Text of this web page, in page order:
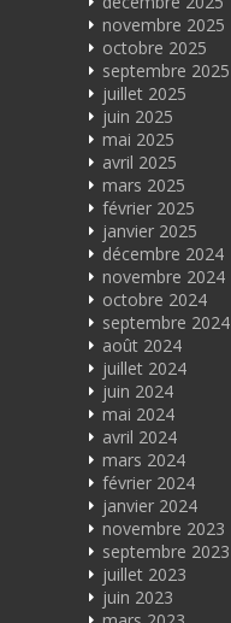
novembre 2025
octobre 2025
septembre 2025
juillet 2025
juin 2025
mai 2025
avril 2025
mars 2025
février 2025
janvier 2025
décembre 2024
novembre 2024
octobre 2024
septembre 2024
août 2024
juillet 2024
juin 2024
mai 2024
avril 2024
mars 2024
février 2024
janvier 2024
novembre 2023
septembre 2023
juillet 2023
juin 2023